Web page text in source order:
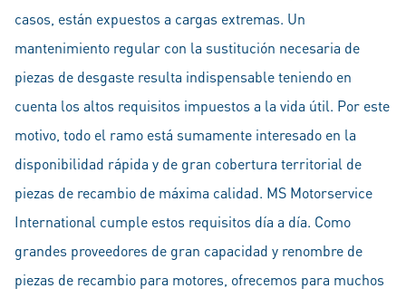
casos, están expuestos a cargas extremas. Un
mantenimiento regular con la sustitución necesaria de
piezas de desgaste resulta indispensable teniendo en
cuenta los altos requisitos impuestos a la vida útil. Por este
motivo, todo el ramo está sumamente interesado en la
disponibilidad rápida y de gran cobertura territorial de
piezas de recambio de máxima calidad. MS Motorservice
International cumple estos requisitos día a día. Como
grandes proveedores de gran capacidad y renombre de
piezas de recambio para motores, ofrecemos para muchos